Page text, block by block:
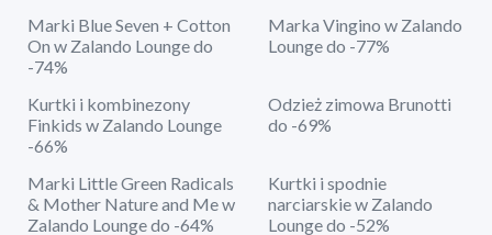
Marki Blue Seven + Cotton
On w Zalando Lounge do
-74%
Marka Vingino w Zalando
Lounge do -77%
Kurtki i kombinezony
Finkids w Zalando Lounge
-66%
Odzież zimowa Brunotti
do -69%
Marki Little Green Radicals
& Mother Nature and Me w
Zalando Lounge do -64%
Kurtki i spodnie
narciarskie w Zalando
Lounge do -52%